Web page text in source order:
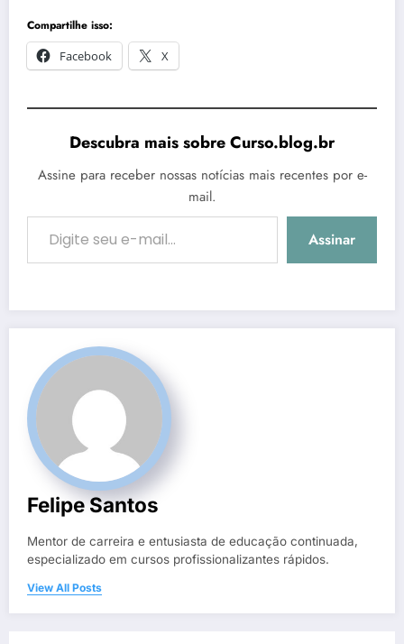
Compartilhe isso:
Facebook
X
Descubra mais sobre Curso.blog.br
Assine para receber nossas notícias mais recentes por e-
mail.
Digite seu e-mail…
Assinar
Felipe Santos
Mentor de carreira e entusiasta de educação continuada,
especializado em cursos profissionalizantes rápidos.
View All Posts